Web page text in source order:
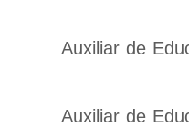
Auxiliar de
Auxiliar de